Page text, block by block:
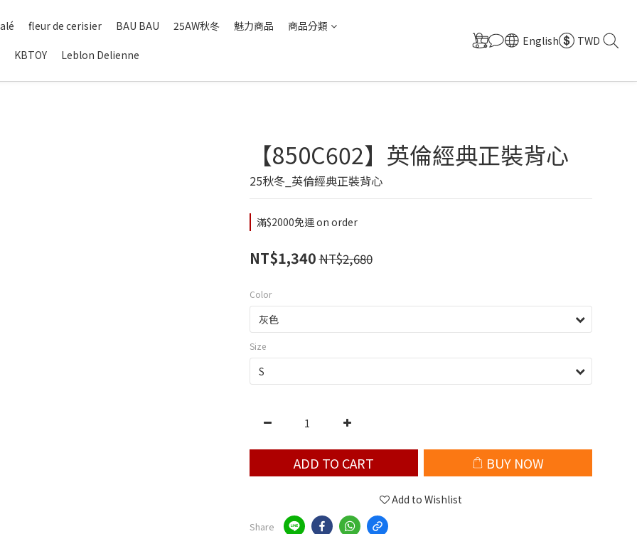
fleur de cerisier BAU BAU 25AW秋冬 魅力商品 商品分類
KBTOY Leblon Delienne
English TWD
【850C602】英倫經典正裝背心
25秋冬_英倫經典正裝背心
滿$2000免運 on order
NT$1,340NT$2,680
Color
Size
ADD TO CART BUY NOW
Add to Wishlist
Share